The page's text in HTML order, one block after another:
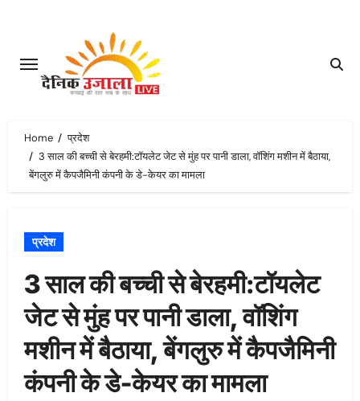
content
Home
प्रदेश
3 साल की बच्ची से बेरहमी:टॉयलेट जेट से मुंह पर पानी डाला, वॉशिंग मशीन में बैठाया,
बेंगलुरु में कैपजैमिनी कंपनी के डे-केयर का मामला
प्रदेश
3 साल की बच्ची से बेरहमी:टॉयलेट
जेट से मुंह पर पानी डाला, वॉशिंग
मशीन में बैठाया, बेंगलुरु में कैपजैमिनी
कंपनी के डे-केयर का मामला